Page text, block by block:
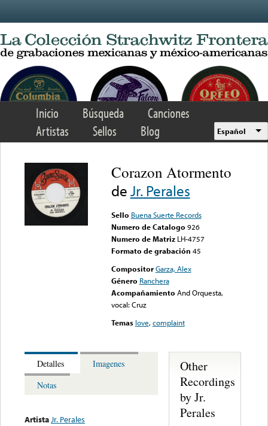
Inicio Búsqueda
Canciones
Artistas
Sellos Blog Español
Corazon Atormento
deJr. Perales
Sello Buena Suerte Records
Numero de Catalogo 926
Numero de Matriz LH-4757
Formato de grabación 45
Compositor Garza, Alex
Género Ranchera
Acompañamiento And Orquesta,
vocal: Cruz
Temas love,complaint
Detalles
Imagenes
Notas
ArtistaJr. Perales
Other
Recordings
by Jr.
Perales